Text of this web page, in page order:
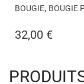
BOUGIE, BOUGIE
32,00 €